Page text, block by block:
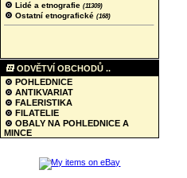
Lidé a etnografie (11309)
Ostatní etnografické (168)
ODVĚTVÍ OBCHODŮ ..
POHLEDNICE
ANTIKVARIAT
FALERISTIKA
FILATELIE
OBALY NA POHLEDNICE A
MINCE